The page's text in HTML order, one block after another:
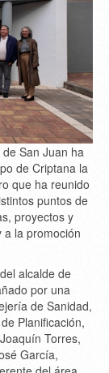
San Juan ha
de Criptana la
que ha reunido
puntos de
proyectos y
a la promoción
alcalde de
por una
de Sanidad,
Planificación,
Joaquín Torres,
García,